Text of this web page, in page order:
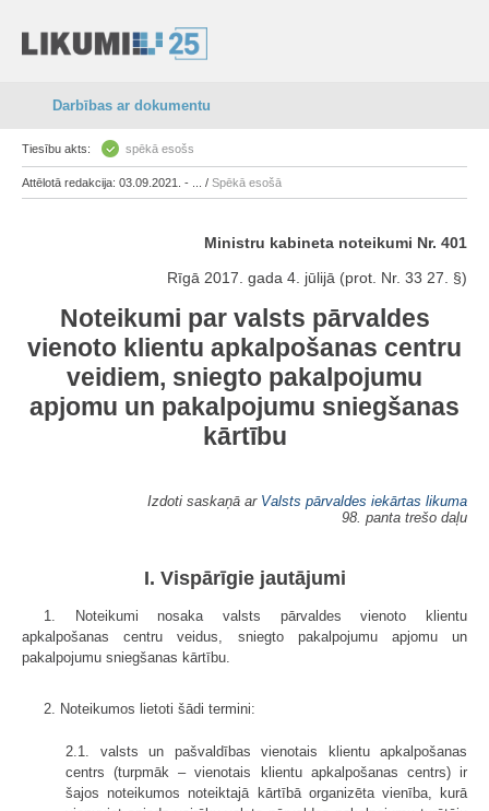
Darbības ar dokumentu
Tiesību akts: spēkā esošs
Attēlotā redakcija: 03.09.2021. - ... / Spēkā esošā
Ministru kabineta noteikumi Nr. 401
Rīgā 2017. gada 4. jūlijā (prot. Nr. 33 27. §)
Noteikumi par valsts pārvaldes
vienoto klientu apkalpošanas centru
veidiem, sniegto pakalpojumu
apjomu un pakalpojumu sniegšanas
kārtību
Izdoti saskaņā ar Valsts pārvaldes iekārtas likuma
98. panta trešo daļu
I. Vispārīgie jautājumi
1. Noteikumi nosaka valsts pārvaldes vienoto klientu
apkalpošanas centru veidus, sniegto pakalpojumu apjomu un
pakalpojumu sniegšanas kārtību.
2. Noteikumos lietoti šādi termini:
2.1. valsts un pašvaldības vienotais klientu apkalpošanas
centrs (turpmāk – vienotais klientu apkalpošanas centrs) ir
šajos noteikumos noteiktajā kārtībā organizēta vienība, kurā